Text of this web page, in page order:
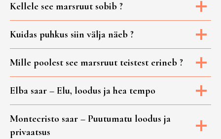
Kellele see marsruut sobib ?
Kuidas puhkus siin välja näeb ?
Mille poolest see marsruut teistest erineb ?
Elba saar – Elu, loodus ja hea tempo
Montecristo saar – Puutumatu loodus ja
privaatsus